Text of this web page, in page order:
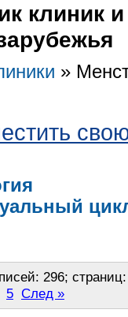
клиник
»
296;
5 След »